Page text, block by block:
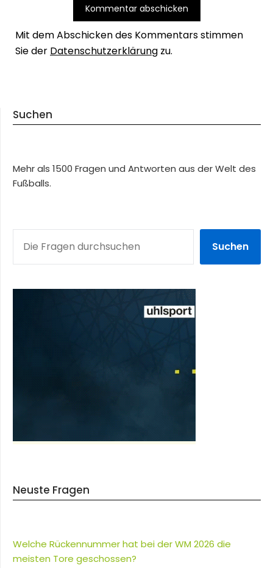
Mit dem Abschicken des Kommentars stimmen
Sie der Datenschutzerklärung zu.
Suchen
Mehr als 1500 Fragen und Antworten aus der Welt des
Fußballs.
Suchen
Neuste Fragen
Welche Rückennummer hat bei der WM 2026 die
meisten Tore geschossen?